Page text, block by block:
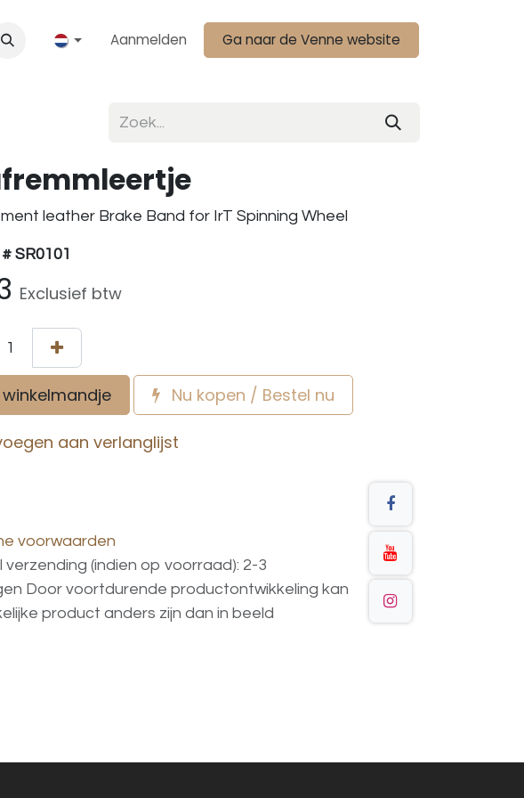
Aanmelden Ga naar de Venne website
leather Brake Band for IrT Spinning Wheel
SR0101
Exclusief btw
winkelmandje Nu kopen / Bestel nu
aan verlanglijst
voorwaarden
verzending (indien op voorraad): 2-3
Door voortdurende productontwikkeling kan
product anders zijn dan in beeld